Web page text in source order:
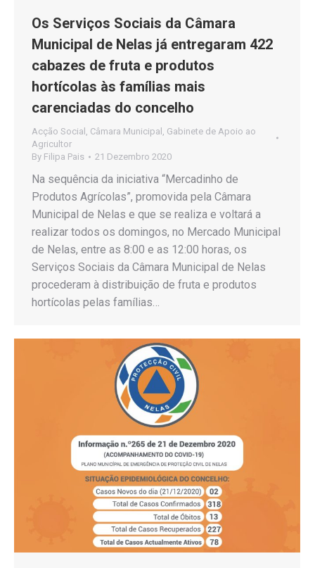
Os Serviços Sociais da Câmara
Municipal de Nelas já entregaram 422
cabazes de fruta e produtos
hortícolas às famílias mais
carenciadas do concelho
Acção Social Câmara Municipal
Gabinete de Apoio ao
Agricultor
By Filipa Pais 21 Dezembro 2020
Na sequência da iniciativa “Mercadinho de
Produtos Agrícolas”, promovida pela Câmara
Municipal de Nelas e que se realiza e voltará a
realizar todos os domingos, no Mercado Municipal
de Nelas, entre as 8:00 e as 12:00 horas, os
Serviços Sociais da Câmara Municipal de Nelas
procederam à distribuição de fruta e produtos
hortícolas pelas famílias…